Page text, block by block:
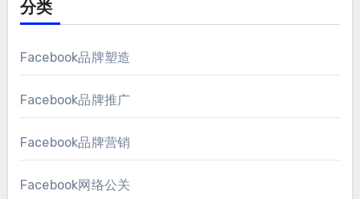
分类
Facebook品牌塑造
Facebook品牌推广
Facebook品牌营销
Facebook网络公关